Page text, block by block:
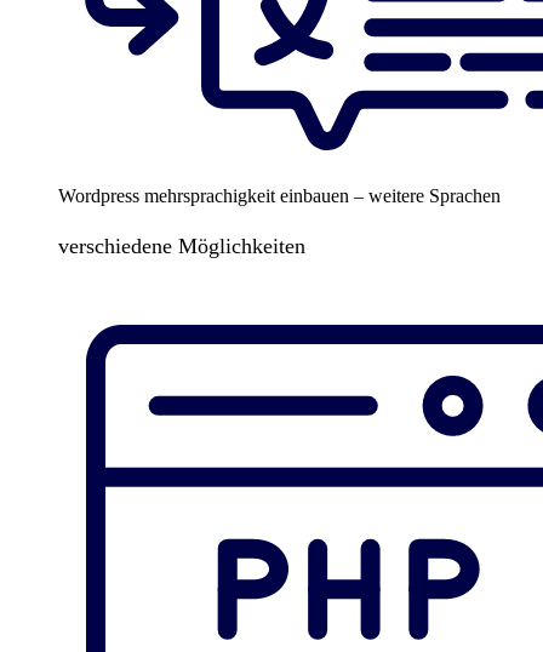
Wordpress mehrsprachigkeit einbauen – weitere Sprachen
verschiedene Möglichkeiten